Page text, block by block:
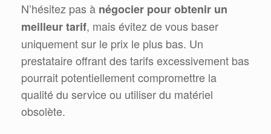
N’hésitez pas à négocier pour obtenir un
meilleur tarif, mais évitez de vous baser
uniquement sur le prix le plus bas. Un
prestataire offrant des tarifs excessivement bas
pourrait potentiellement compromettre la
qualité du service ou utiliser du matériel
obsolète.